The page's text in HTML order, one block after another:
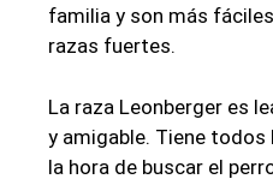
familia y son más
razas fuertes.
La raza Leonberger es
y amigable. Tiene
la hora de buscar el